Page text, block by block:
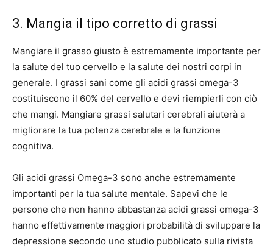
3. Mangia il tipo corretto di grassi
Mangiare il grasso giusto è estremamente importante per
la salute del tuo cervello e la salute dei nostri corpi in
generale. I grassi sani come gli acidi grassi omega-3
costituiscono il 60% del cervello e devi riempierli con ciò
che mangi. Mangiare grassi salutari cerebrali aiuterà a
migliorare la tua potenza cerebrale e la funzione
cognitiva.
Gli acidi grassi Omega-3 sono anche estremamente
importanti per la tua salute mentale. Sapevi che le
persone che non hanno abbastanza acidi grassi omega-3
hanno effettivamente maggiori probabilità di sviluppare la
depressione secondo uno studio pubblicato sulla rivista